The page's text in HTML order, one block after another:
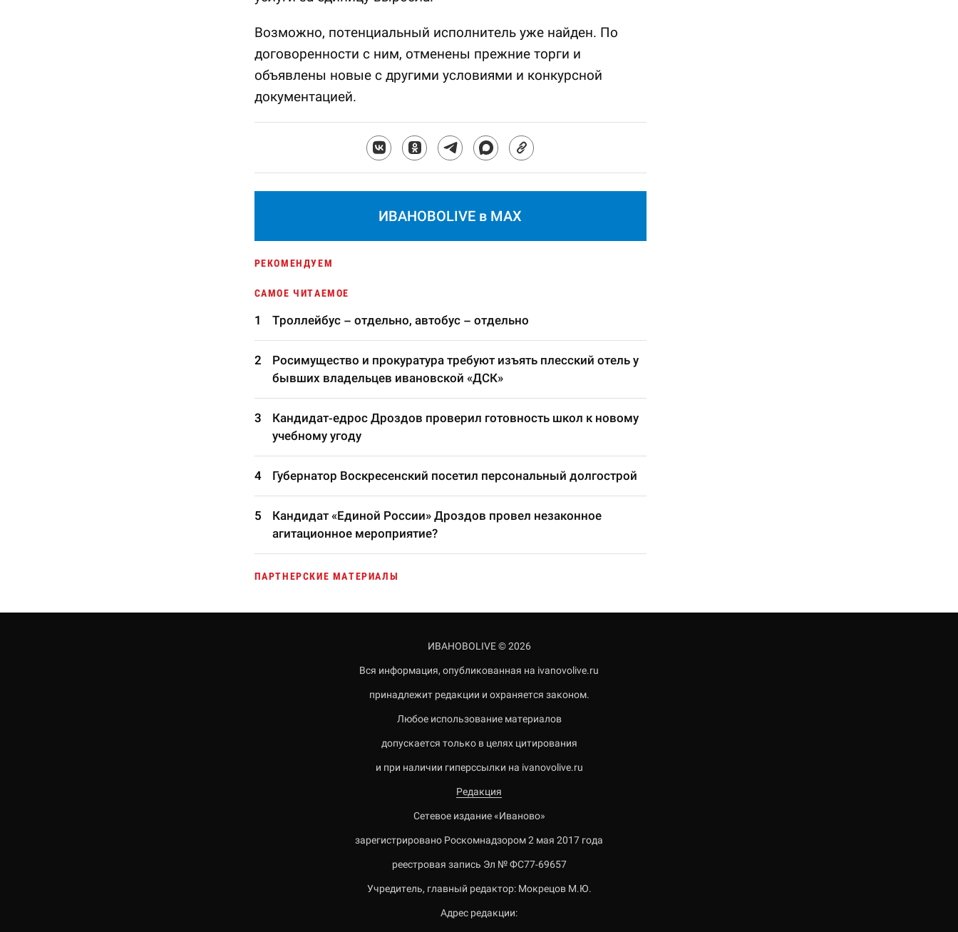
Возможно, потенциальный исполнитель уже найден. По
договоренности с ним, отменены прежние торги и
объявлены новые с другими условиями и конкурсной
документацией.
ИВАНОВОLIVE в MAX
РЕКОМЕНДУЕМ
САМОЕ ЧИТАЕМОЕ
Троллейбус – отдельно, автобус – отдельно
Росимущество и прокуратура требуют изъять плесский отель у
бывших владельцев ивановской «ДСК»
Кандидат-едрос Дроздов проверил готовность школ к новому
учебному угоду
Губернатор Воскресенский посетил персональный долгострой
Кандидат «Единой России» Дроздов провел незаконное
агитационное мероприятие?
ПАРТНЕРСКИЕ МАТЕРИАЛЫ
ИВАНОВОLIVE © 2026
Вся информация, опубликованная на ivanovolive.ru
принадлежит редакции и охраняется законом.
Любое использование материалов
допускается только в целях цитирования
и при наличии гиперссылки на ivanovolive.ru
Редакция
Сетевое издание «Иваново»
зарегистрировано Роскомнадзором 2 мая 2017 года
реестровая запись Эл № ФС77-69657
Учредитель, главный редактор: Мокрецов М.Ю.
Адрес редакции: